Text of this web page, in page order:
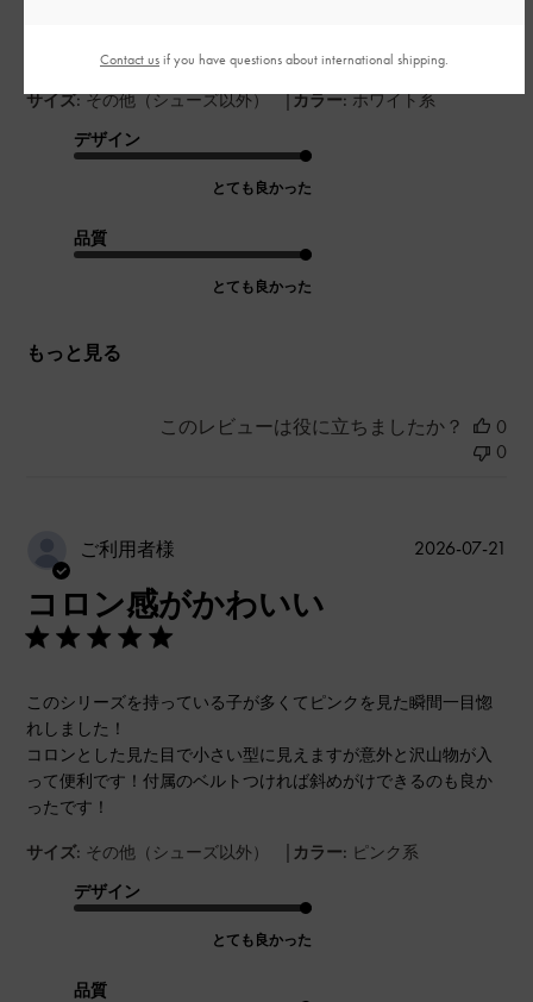
在感があって、容量もたくさん入るので買って大満足です。
サイズ: その他（シューズ以外） |カラー: ホワイト系
デザイン
とても良かった
品質
とても良かった
もっと見る
このレビューは役に立ちましたか？
0
0
ご利用者様
コロン感がかわいい
このシリーズを持っている子が多くてピンクを見た瞬間一目惚
れしました！
コロンとした見た目で小さい型に見えますが意外と沢山物が入
って便利です！付属のベルトつければ斜めがけできるのも良か
ったです！
サイズ: その他（シューズ以外） | カラー: ピンク系
デザイン
とても良かった
品質
2026-07-21
Contact usif you have questions about international shipping.